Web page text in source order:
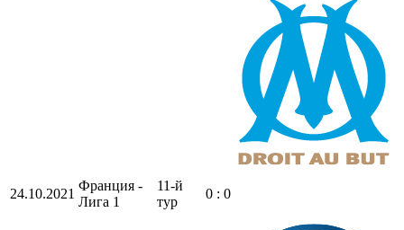
24.10.2021
Франция -
Лига 1
11-й
тур
0 : 0